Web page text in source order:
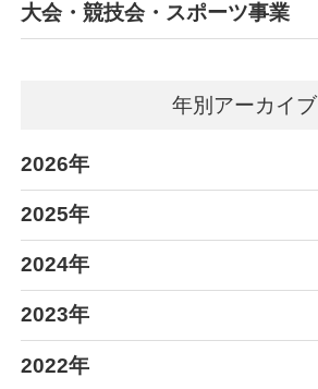
大会・競技会・スポーツ事業
年別アーカイブ
2026年
2025年
2024年
2023年
2022年